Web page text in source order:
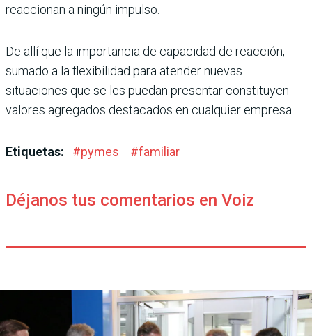
reaccionan a ningún impulso.
De allí que la importancia de capacidad de reacción,
sumado a la flexibilidad para atender nuevas
situaciones que se les puedan presentar constituyen
valores agregados destacados en cualquier empresa.
Etiquetas: #pymes #familiar
Déjanos tus comentarios en Voiz